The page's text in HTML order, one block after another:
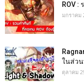
ROV :
มกราคม
ในส่ว
ตุลาคม